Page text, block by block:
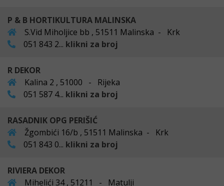
P & B HORTIKULTURA MALINSKA
S.Vid Miholjice bb , 51511 Malinska - Krk
051 843 2... klikni za broj
R DEKOR
Kalina 2 , 51000 - Rijeka
051 587 4... klikni za broj
RASADNIK OPG PERIŠIĆ
Žgombići 16/b , 51511 Malinska - Krk
051 843 0... klikni za broj
RIVIERA DEKOR
Mihelići 34 , 51211 - Matulji